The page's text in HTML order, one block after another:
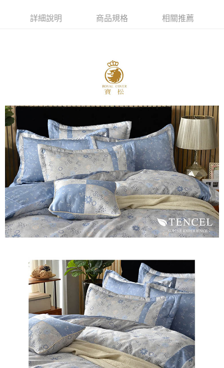
１．簡單：不需註冊會員、不需綁卡、不需儲值。
２．便利：只要手機號碼，簡訊認證，即可結帳。
結帳頁面，進行簡訊認證並確認金額後，即可完成結帳。
２．訂單成立數日內，您將收到繳費通知簡訊。
３．收到繳費通知簡訊後14天內，點擊此簡訊中的連結，可透過四大超商／
ATM／網路銀行／等多元方式進行付款，方視為交易完成。
購買商品的店家。未經商家同意取消之訂單仍視為有效，需透過AFTEE先享
後付繳納相關費用。
※ 交易是否成功請以「AFTEE先享後付 」之結帳頁面顯示為準，若有關於
是否繳費成功／繳費後需取消欲退款等相關疑問，請聯繫「AFTEE先享後付
客戶支援中心」https://netprotections.freshdesk.com/support/home
【注意事項】
１．透過由恩沛科技股份有限公司提供之「AFTEE先享後付」服務完成之交
易，需依本服務之必要範圍內提供個人資料，並將交易相關給付款項請求債
權轉讓予恩沛科技股份有限公司。
２．關於個人資料處理事宜，請瀏覽以下網址：
https://aftee.tw/terms/#terms3
３．未成年的使用者請事先徵得法定代理人或監護人之同意方可使用
「AFTEE先享後付」，若未經同意申辦者引起之損失，本公司不負相關責
任。
請求用戶進行身份認證。
５．嚴禁一人註冊多個帳號或使用他人資訊註冊。若發現惡意使用之情形，
恩沛科技股份有限公司將有權停止該用戶之使用額度並採取法律行動。
運送方式詳細說明 商品規格 相關推薦